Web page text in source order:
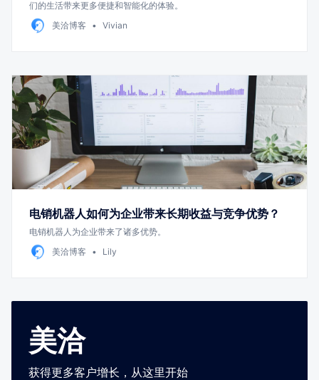
们的生活带来更多便捷和智能化的体验。
美洽博客
Vivian
电销机器人如何为企业带来长期收益与竞争优势？
电销机器人为企业带来了诸多优势。
美洽博客
Lily
美洽
获得更多客户增长，从这里开始